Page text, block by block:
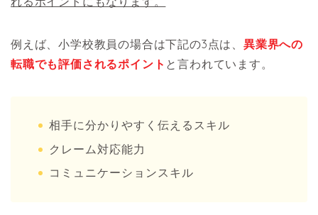
例えば、小学校教員の場合は下記の3点は、 異業界への
転職でも評価されるポイント と言われています。
相手に分かりやすく伝えるスキル
クレーム対応能力
コミュニケーションスキル